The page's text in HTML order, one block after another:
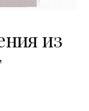
из